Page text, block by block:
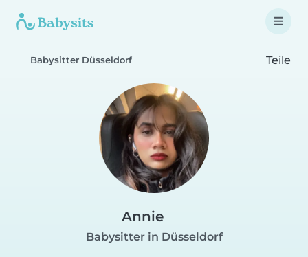
Babysitter Düsseldorf Teile
Annie
Babysitter in Düsseldorf